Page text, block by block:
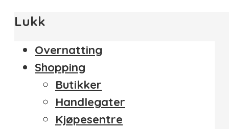
Lukk
Overnatting
Shopping
Butikker
Handlegater
Kjøpesentre